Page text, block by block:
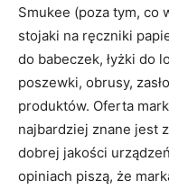
Smukee (poza tym, co
stojaki na ręczniki
do babeczek, łyżki do
poszewki, obrusy,
produktów. Oferta
najbardziej znane jest
dobrej jakości
opiniach piszą, że